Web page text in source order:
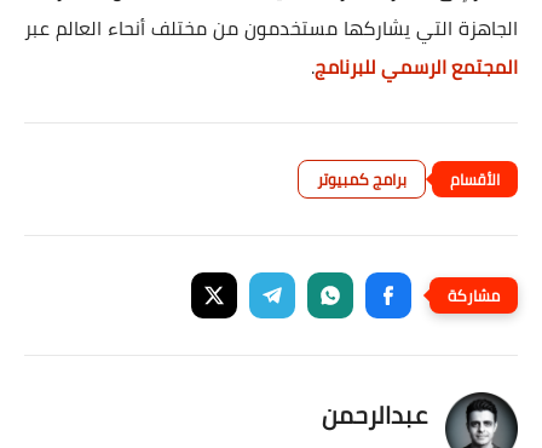
الجاهزة التي يشاركها مستخدمون من مختلف أنحاء العالم عبر
المجتمع الرسمي للبرنامج.
برامج كمبيوتر
عبدالرحمن